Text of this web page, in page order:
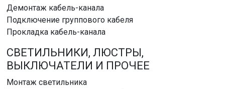
Демонтаж кабель-канала
Подключение группового кабеля
Прокладка кабель-канала
СВЕТИЛЬНИКИ, ЛЮСТРЫ,
ВЫКЛЮЧАТЕЛИ И ПРОЧЕЕ
Монтаж светильника